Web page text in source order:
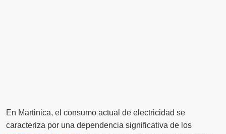
En Martinica, el consumo actual de electricidad se
caracteriza por una dependencia significativa de los